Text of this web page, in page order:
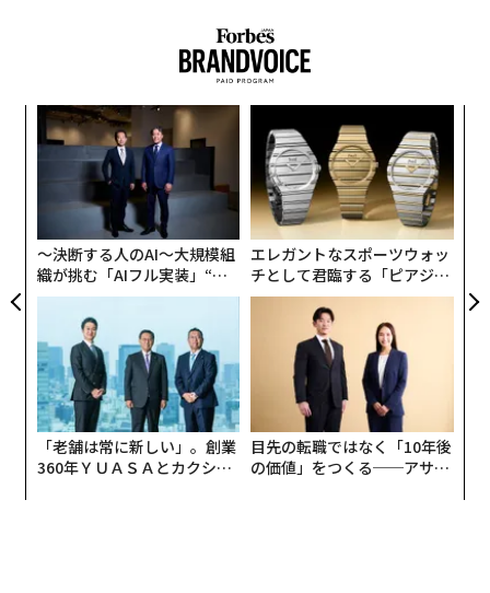
〜決断する人のAI〜大規模組
織が挑む「AIフル実装」“使
う”企業から“動く”企業へ【N
TTドコモビジネス×PwC】
エレガントなスポーツウォッ
チとして君臨する「ピアジ
ェ」ポロの魅力
「老舗は常に新しい」。創業
360年ＹＵＡＳＡとカクシン
目先の転職ではなく「10年後
の価値」をつくる──アサイ